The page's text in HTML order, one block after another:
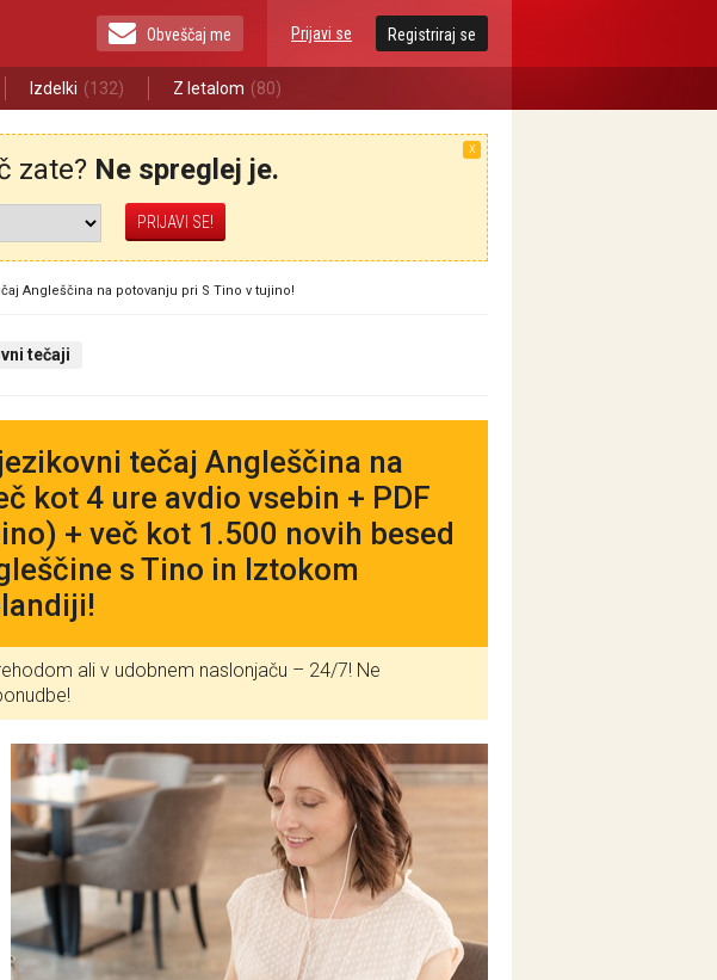
Prijavi se Registriraj se
Obveščaj me
Izdelki (132) Z letalom (80)
X
zate? Ne spreglej je.
Angleščina na potovanju pri S Tino v tujino!
tečaji
tečaj Angleščina na
kot 4 ure avdio vsebin + PDF
+ več kot 1.500 novih besed
s Tino in Iztokom
ali v udobnem naslonjaču – 24/7! Ne